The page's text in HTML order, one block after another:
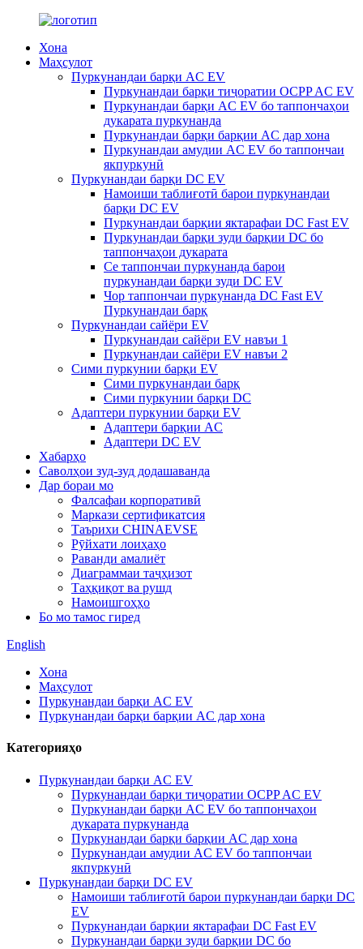
Хона
Маҳсулот
Пуркунандаи барқи AC EV
Пуркунандаи барқи тиҷоратии OCPP AC EV
Пуркунандаи барқи AC EV бо таппончаҳои
дукарата пуркунанда
Пуркунандаи барқи барқии AC дар хона
Пуркунандаи амудии AC EV бо таппончаи
якпуркунӣ
Пуркунандаи барқи DC EV
Намоиши таблиғотӣ барои пуркунандаи
барқи DC EV
Пуркунандаи барқии яктарафаи DC Fast EV
Пуркунандаи барқи зуди барқии DC бо
таппончаҳои дукарата
Се таппончаи пуркунанда барои
пуркунандаи барқи зуди DC EV
Чор таппончаи пуркунанда DC Fast EV
Пуркунандаи барқ
Пуркунандаи сайёри EV
Пуркунандаи сайёри EV навъи 1
Пуркунандаи сайёри EV навъи 2
Сими пуркунии барқи EV
Сими пуркунандаи барқ
Сими пуркунии барқи DC
Адаптери пуркунии барқи EV
Адаптери барқии AC
Адаптери DC EV
Хабарҳо
Саволҳои зуд-зуд додашаванда
Дар бораи мо
Фалсафаи корпоративӣ
Маркази сертификатсия
Таърихи CHINAEVSE
Рӯйхати лоиҳаҳо
Раванди амалиёт
Диаграммаи таҷҳизот
Таҳқиқот ва рушд
Намоишгоҳҳо
Бо мо тамос гиред
English
Хона
Маҳсулот
Пуркунандаи барқи AC EV
Пуркунандаи барқи барқии AC дар хона
Категорияҳо
Пуркунандаи барқи AC EV
Пуркунандаи барқи тиҷоратии OCPP AC EV
Пуркунандаи барқи AC EV бо таппончаҳои
дукарата пуркунанда
Пуркунандаи барқи барқии AC дар хона
Пуркунандаи амудии AC EV бо таппончаи
якпуркунӣ
Пуркунандаи барқи DC EV
Намоиши таблиғотӣ барои пуркунандаи барқи DC
EV
Пуркунандаи барқии яктарафаи DC Fast EV
Пуркунандаи барқи зуди барқии DC бо